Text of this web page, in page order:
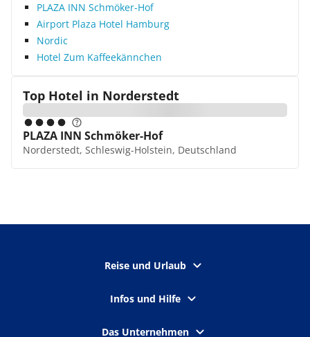
PLAZA INN Schmöker-Hof
Airport Plaza Hotel Hamburg
Nordic
Hotel Zum Kaffeekännchen
Top Hotel in Norderstedt
PLAZA INN Schmöker-Hof
Norderstedt, Schleswig-Holstein, Deutschland
Reise und Urlaub
Infos und Hilfe
Das Unternehmen